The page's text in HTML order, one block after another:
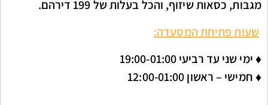
מגבות, כסאות שיזוף, והכל בעלות של 199 דירהם.
שעות פתיחת המסעדה:
♦ ימי שני עד רביעי 19:00-01:00
♦חמישי – ראשון 12:00-01:00